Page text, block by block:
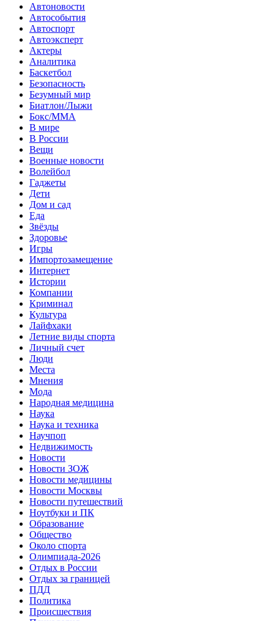
Автоновости
Автособытия
Автоспорт
Автоэксперт
Актеры
Аналитика
Баскетбол
Безопасность
Безумный мир
Биатлон/Лыжи
Бокс/MMA
В мире
В России
Вещи
Военные новости
Волейбол
Гаджеты
Дети
Дом и сад
Еда
Звёзды
Здоровье
Игры
Импортозамещение
Интернет
Истории
Компании
Криминал
Культура
Лайфхаки
Летние виды спорта
Личный счет
Люди
Места
Мнения
Мода
Народная медицина
Наука
Наука и техника
Научпоп
Недвижимость
Новости
Новости ЗОЖ
Новости медицины
Новости Москвы
Новости путешествий
Ноутбуки и ПК
Образование
Общество
Около спорта
Олимпиада-2026
Отдых в России
Отдых за границей
ПДД
Политика
Происшествия